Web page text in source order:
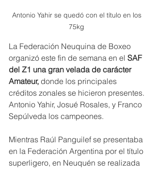
Antonio Yahir se quedó con el título en los
75kg
La Federación Neuquina de Boxeo
organizó este fin de semana en el SAF
del Z1 una gran velada de carácter
Amateur, donde los principales
créditos zonales se hicieron presentes.
Antonio Yahir, Josué Rosales, y Franco
Sepúlveda los campeones.
Mientras Raúl Panguilef se presentaba
en la Federación Argentina por el título
superligero, en Neuquén se realizada